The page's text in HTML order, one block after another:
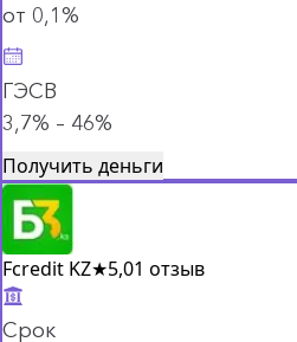
от 0,1%
ГЭСВ
3,7% – 46%
Получить деньги
Fcredit KZ★5,01 отзыв
Срок